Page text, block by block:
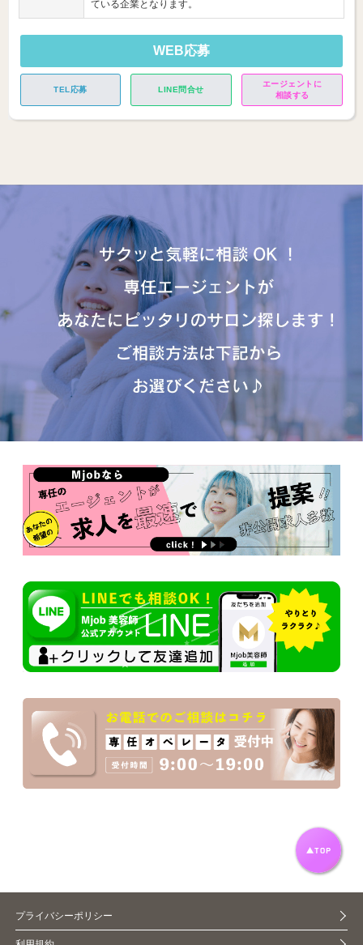
ている企業となります。
WEB応募
TEL応募 LINE問合せ
エージェントに
相談する
プライバシーポリシー